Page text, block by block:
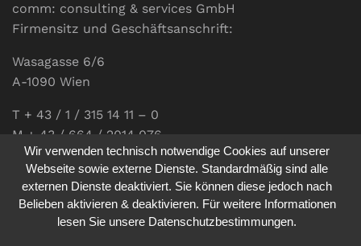
comm: consulting & services GmbH
Firmensitz und Geschäftsanschrift:
Wasagasse 6/6
A-1090 Wien
T + 43 / 1 / 315 14 11 – 0
M + 43 / 664 / 2014 076
E-Mail:office@communications.co.at
Homepage:www.communications.co.at
UID: ATU 811 196 56
Wir verwenden technisch notwendige Cookies auf unserer
Webseite sowie externe Dienste. Standardmäßig sind alle
externen Dienste deaktiviert. Sie können diese jedoch nach
Belieben aktivieren & deaktivieren. Für weitere Informationen
lesen Sie unsere Datenschutzbestimmungen.